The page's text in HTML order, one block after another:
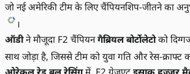
जो नई अमेरिकी टीम के लिए चैंपियनशिप-जीतने का
।
ऑडीने मौजूदा F2 चैंपियनगैब्रियल बोर्टोलेटोको
साथ जोड़ा है, जिससे टीम को युवा गति और रेस-क्राफ्ट